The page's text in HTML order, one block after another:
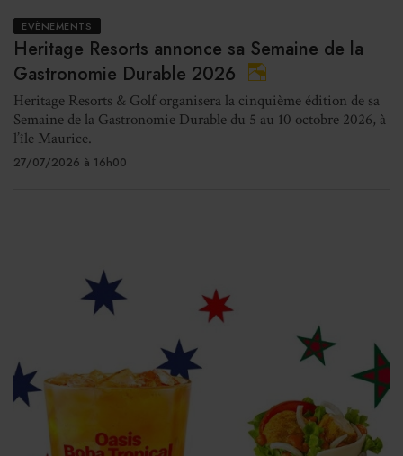
EVÈNEMENTS
Heritage Resorts annonce sa Semaine de la
Gastronomie Durable 2026
Heritage Resorts & Golf organisera la cinquième édition de sa
Semaine de la Gastronomie Durable du 5 au 10 octobre 2026, à
l’île Maurice.
27/07/2026 à 16h00